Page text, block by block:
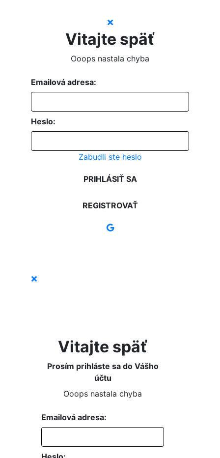
Vitajte späť
Ooops nastala chyba
Emailová adresa:
Heslo:
Zabudli ste heslo
PRIHLÁSIŤ SA
REGISTROVAŤ
Vitajte späť
Prosím prihláste sa do Vášho
účtu
Ooops nastala chyba
Emailová adresa: